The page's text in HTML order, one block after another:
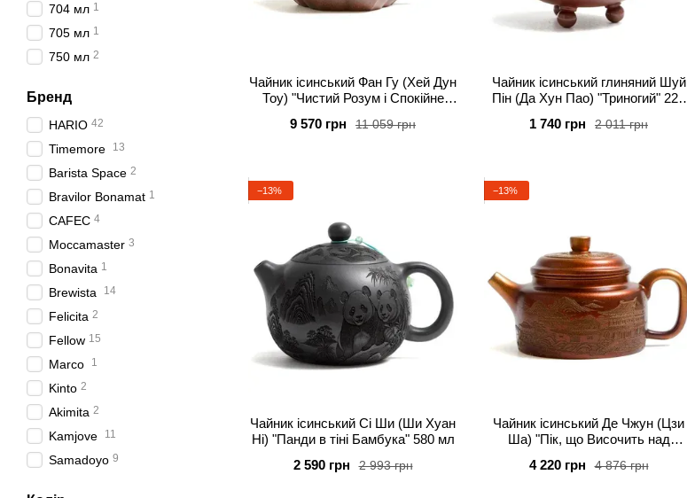
Чайник ісинський Фан Гу (Хей Дун
Тоу) "Чистий Розум і Спокійне
11 059 грн
9 570 грн
Чайник ісинський глиняний Шуй
Пін (Да Хун Пао) "Триногий" 220
2 011 грн
1 740 грн
−13%
Чайник ісинський Сі Ши (Ши Хуан
Ні) "Панди в тіні Бамбука" 580 мл
2 993 грн
2 590 грн
−13%
Чайник ісинський Де Чжун (Цзи
Ша) "Пік, що Височить над
4 876 грн
4 220 грн
704 мл 1
705 мл 1
750 мл 2
900 мл
0.9 л 14
1 л 25
1.2 л 2
1.25 л 4
1.4 л 1
1.7 л 1
1.8 L 1
1.8 л 1
1.9 л 1
3 л 1
Бренд
HARIO 42
Timemore 13
Barista Space 2
Bravilor Bonamat 1
CAFEC 4
Moccamaster 3
Bonavita 1
Brewista 14
Felicita 2
Fellow 15
Marco 1
Kinto 2
Akimita 2
Kamjove 11
Samadoyo 9